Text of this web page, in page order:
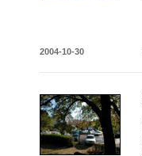
2004-10-30